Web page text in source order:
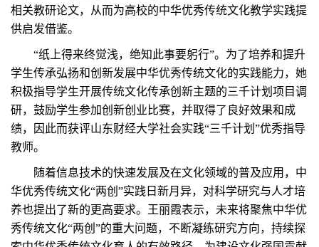
相关教研论文，从而为高校的中华优秀传统文化教学实践提
供启发借鉴。
“纸上得来终觉浅，绝知此事要躬行”。为了培养和提升
学生传承弘扬和创新发展中华优秀传统文化的实践能力，她
积极指导学生开展传统文化传承创新主题的三千计划项目调
研，鼓励学生参加创新创业比赛，并取得了良好效果和成
绩，因此而获评山东财经大学社会实践“三千计划”优秀指导
教师。
随着信息技术的快速发展及在文化领域的普及应用，中
华优秀传统文化“两创”实践日新月异，对科学研究与人才培
养也提出了新的更高要求。王丽霞表示，未来将聚焦中华优
秀传统文化“两创”的重大问题，不断凝练研究方向，持续探